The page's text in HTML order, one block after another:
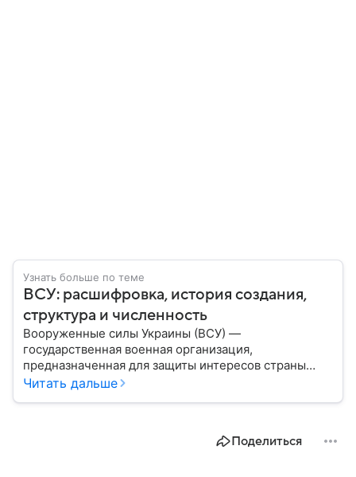
Узнать больше по теме
ВСУ: расшифровка, история создания,
структура и численность
Вооруженные силы Украины (ВСУ) —
государственная военная организация,
предназначенная для защиты интересов страны
военным путем. Была создана после
Читать дальше
Поделиться